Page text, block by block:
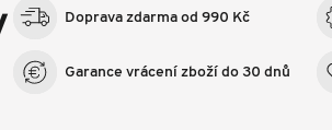
Doprava zdarma od 990 Kč
Garance vrácení zboží do 30 dnů